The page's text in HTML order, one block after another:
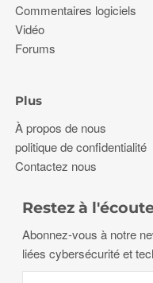
Commentaires logiciels
Vidéo
Forums
Plus
À propos de nous
politique de confidentialité
Contactez nous
Restez à
Abonnez-vous à notre
liées cybersécurité et